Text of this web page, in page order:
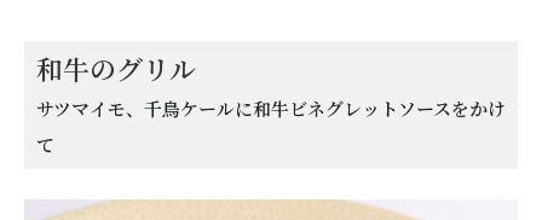
和牛のグリル
サツマイモ、千鳥ケールに和牛ビネグレットソースをかけ
て